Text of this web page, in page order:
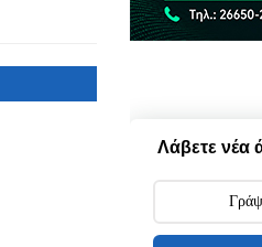
Λάβετε νέα